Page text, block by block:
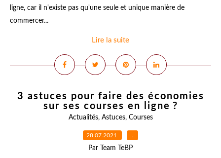
ligne, car il n'existe pas qu'une seule et unique manière de
commercer...
Lire la suite
3 astuces pour faire des économies
sur ses courses en ligne ?
Actualités, Astuces, Courses
28.07.2021 …
Par Team TeBP